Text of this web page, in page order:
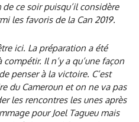
ce soir puisqu’il considère
les favoris de la Can 2019.
ici. La préparation a été
Il n’y a qu’une façon
penser à la victoire. C’est
du Cameroun et on ne va pas
les rencontres les unes après
pour Joel Tagueu mais